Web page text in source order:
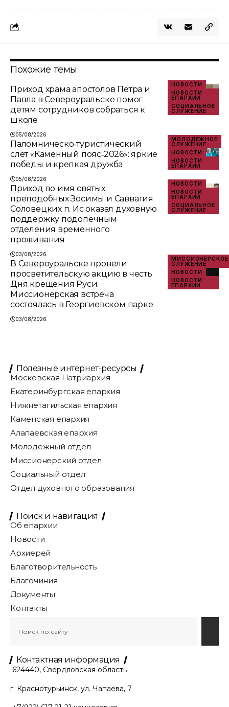
Похожие темы
НОВОСТИ
НОВОСТИ
ЕПАРХИИ
СОЦИАЛЬНОЕ
СЛУЖЕНИЕ
Приход храма апостолов Петра и
Павла в Североуральске помог
детям сотрудников собраться к
школе
05/08/2026
МОЛОДЁЖНОЕ
СЛУЖЕНИЕ
НОВОСТИ
НОВОСТИ
ЕПАРХИИ
Паломническо‑туристический
слёт «Каменный пояс‑2026»: яркие
победы и крепкая дружба
05/08/2026
НОВОСТИ
НОВОСТИ
ЕПАРХИИ
СОЦИАЛЬНОЕ
СЛУЖЕНИЕ
Приход во имя святых
преподобных Зосимы и Савватия
Соловецких п. Ис оказал духовную
поддержку подопечным
отделения временного
проживания
03/08/2026
МИССИОНЕРСКОЕ
СЛУЖЕНИЕ
НОВОСТИ
НОВОСТИ
ЕПАРХИИ
В Североуральске провели
просветительскую акцию в честь
Дня крещения Руси.
Миссионерская встреча
состоялась в Георгиевском парке
03/08/2026
Полезные интернет-ресурсы
Московская Патриархия
Екатеринбургская епархия
Нижнетагильская епархия
Каменская епархия
Алапаевская епархия
Молодёжный отдел
Миссионерский отдел
Социальный отдел
Отдел духовного образования
Поиск и навигация
Об епархии
Новости
Архиерей
Благотворительность
Благочиния
Документы
Контакты
Контактная информация
624440, Свердловская область
г. Краснотурьинск, ул. Чапаева, 7